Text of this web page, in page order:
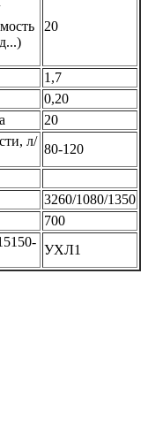
20
1,7
0,20
20
л/
80-120
3260/1080/1350
700
УХЛ1